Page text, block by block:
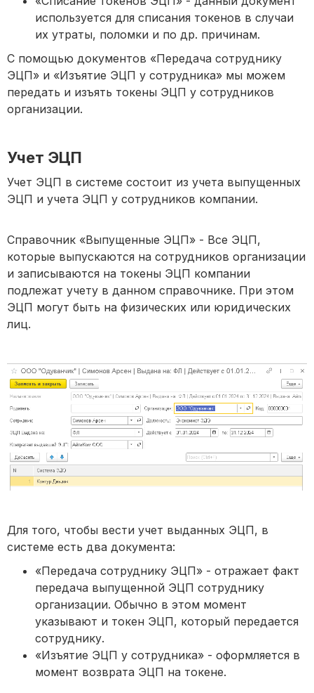
используется для списания токенов в случаи
их утраты, поломки и по др. причинам.
С помощью документов «Передача сотруднику
ЭЦП» и «Изъятие ЭЦП у сотрудника» мы можем
передать и изъять токены ЭЦП у сотрудников
организации.
Учет ЭЦП
Учет ЭЦП в системе состоит из учета выпущенных
ЭЦП и учета ЭЦП у сотрудников компании.
Справочник «Выпущенные ЭЦП» - Все ЭЦП,
которые выпускаются на сотрудников организации
и записываются на токены ЭЦП компании
подлежат учету в данном справочнике. При этом
ЭЦП могут быть на физических или юридических
лиц.
Для того, чтобы вести учет выданных ЭЦП, в
системе есть два документа:
«Передача сотруднику ЭЦП» - отражает факт
передача выпущенной ЭЦП сотруднику
организации. Обычно в этом момент
указывают и токен ЭЦП, который передается
сотруднику.
«Изъятие ЭЦП у сотрудника» - оформляется в
момент возврата ЭЦП на токене.